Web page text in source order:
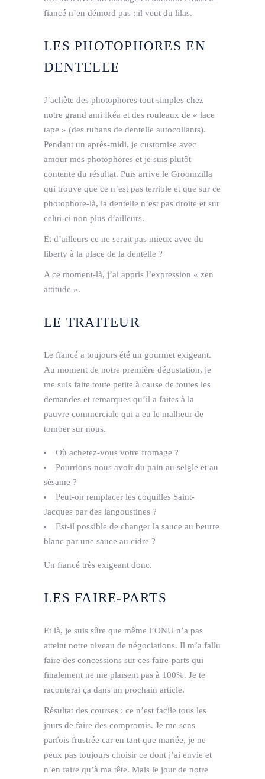
fiancé n’en démord pas : il veut du lilas.
LES PHOTOPHORES EN
DENTELLE
J’achète des photophores tout simples chez
notre grand ami Ikéa et des rouleaux de « lace
tape » (des rubans de dentelle autocollants).
Pendant un après-midi, je customise avec
amour mes photophores et je suis plutôt
contente du résultat. Puis arrive le Groomzilla
qui trouve que ce n’est pas terrible et que sur ce
photophore-là, la dentelle n’est pas droite et sur
celui-ci non plus d’ailleurs.
Et d’ailleurs ce ne serait pas mieux avec du
liberty à la place de la dentelle ?
A ce moment-là, j’ai appris l’expression « zen
attitude ».
LE TRAITEUR
Le fiancé a toujours été un gourmet exigeant.
Au moment de notre première dégustation, je
me suis faite toute petite à cause de toutes les
demandes et remarques qu’il a faites à la
pauvre commerciale qui a eu le malheur de
tomber sur nous.
Où achetez-vous votre fromage ?
Pourrions-nous avoir du pain au seigle et au
sésame ?
Peut-on remplacer les coquilles Saint-
Jacques par des langoustines ?
Est-il possible de changer la sauce au beurre
blanc par une sauce au cidre ?
Un fiancé très exigeant donc.
LES FAIRE-PARTS
Et là, je suis sûre que même l’ONU n’a pas
atteint notre niveau de négociations. Il m’a fallu
faire des concessions sur ces faire-parts qui
finalement ne me plaisent pas à 100%. Je te
raconterai ça dans un prochain article.
Résultat des courses : ce n’est facile tous les
jours de faire des compromis. Je me sens
parfois frustrée car en tant que mariée, je ne
peux pas toujours choisir ce dont j’ai envie et
n’en faire qu’à ma tête. Mais le jour de notre